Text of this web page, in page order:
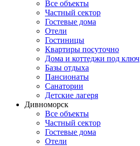
Все объекты
Частный сектор
Гостевые дома
Отели
Гостиницы
Квартиры посуточно
Дома и коттеджи под ключ
Базы отдыха
Пансионаты
Санатории
Детские лагеря
Дивноморск
Все объекты
Частный сектор
Гостевые дома
Отели